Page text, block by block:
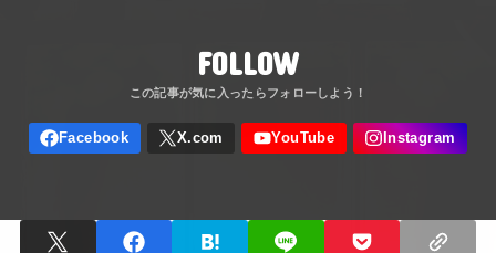
FOLLOW